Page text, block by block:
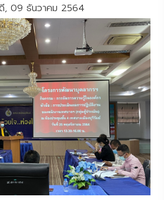
, 09 ธันวาคม 2564